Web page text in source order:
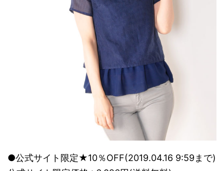
●公式サイト限定★10％OFF(2019.04.16 9:59まで)